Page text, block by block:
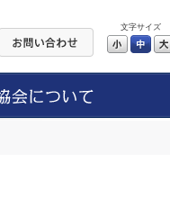
文字サイズ
小 中